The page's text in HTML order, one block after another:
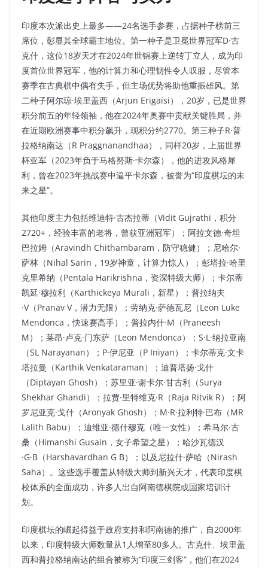
印度本次派出史上最多——24名选手参赛，占据种子榜前三
席位，彰显其全球霸主地位。第一种子是卫冕世界冠军D·古
克什，这位18岁天才在2024年世锦赛上逆转丁立人，成为印
度首位世界冠军，他的计算力和心理韧性令人叹服，尽管本
赛季在古典棋中偶有失手，但主场优势将助他重振雄风。第
二种子阿尔琼·埃里盖西（Arjun Erigaisi），20岁，已是世界
积分前五的年轻领袖，他在2024年奥赛中贡献关键胜局，并
在近期欧洲赛事中积分飙升，现积分约2770。第三种子R·普
拉格纳南达（R Praggnanandhaa），同样20岁，上届世界
杯亚军（2023年负于马格努斯·卡尔森），他的进攻风格犀
利，曾在2023年挑战赛中逼平卡尔森，被誉为“印度棋坛的未
来之星”。​
其他印度主力包括维迪特·古杰拉蒂（Vidit Gujrathi，积分
2720+，经验丰富的老将，曾获亚洲冠军）；阿拉文德·奇坦
巴拉姆（Aravindh Chithambaram，防守稳健）；尼哈尔·
萨林（Nihal Sarin，19岁神童，计算力惊人）；彭塔拉·哈里
克里希纳（Pentala Harikrishna，资深特级大师）；卡尔蒂
凯延·穆拉利（Karthickeya Murali，新星）；普拉纳夫
·V（Pranav V，潜力无限）；劳纳克·萨德瓦尼（Leon Luke
Mendonca，快速赛高手）；普拉内什·M（Praneesh
M）；莱昂·卢克·门东萨（Leon Mendonca）；S·L·纳拉亚南
（SL Narayanan）；P·伊尼亚（P Iniyan）；卡尔蒂克·文卡
塔拉曼（Karthik Venkataraman）；迪普塔扬·戈什
（Diptayan Ghosh）；苏里亚·谢卡尔·甘古利（Surya
Shekhar Ghandi）；拉贾·里特维克·R（Raja Ritvik R）；阿
罗尼亚克·戈什（Aronyak Ghosh）；M·R·拉利特·巴布（MR
Lalith Babu）；迪维亚·德什穆克（唯一女性）；希马尔·古
桑（Himanshi Gusain，女子希望之星）；哈沙瓦德汉
·G·B（Harshavardhan G B）；以及尼拉什·萨哈（Nirash
Saha）。这些选手覆盖从特级大师到新兴天才，代表印度棋
校体系的全面成功，许多人出自阿南德棋院或国家培训计
划。​
印度棋坛的崛起得益于政府支持和阿南德的推广，自2000年
以来，印度特级大师数量从1人增至80多人。古克什、埃里盖
西和普拉格纳南达的组合被称为“印度三剑客”，他们在2024